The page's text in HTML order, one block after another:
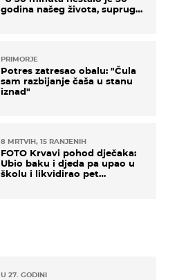
godina našeg života, supruga
PRIMORJE
Potres zatresao obalu: "Čula
sam razbijanje čaša u stanu
iznad"
8 MRTVIH, 15 RANJENIH
FOTO Krvavi pohod dječaka:
Ubio baku i djeda pa upao u
školu i likvidirao pet
U 27. GODINI